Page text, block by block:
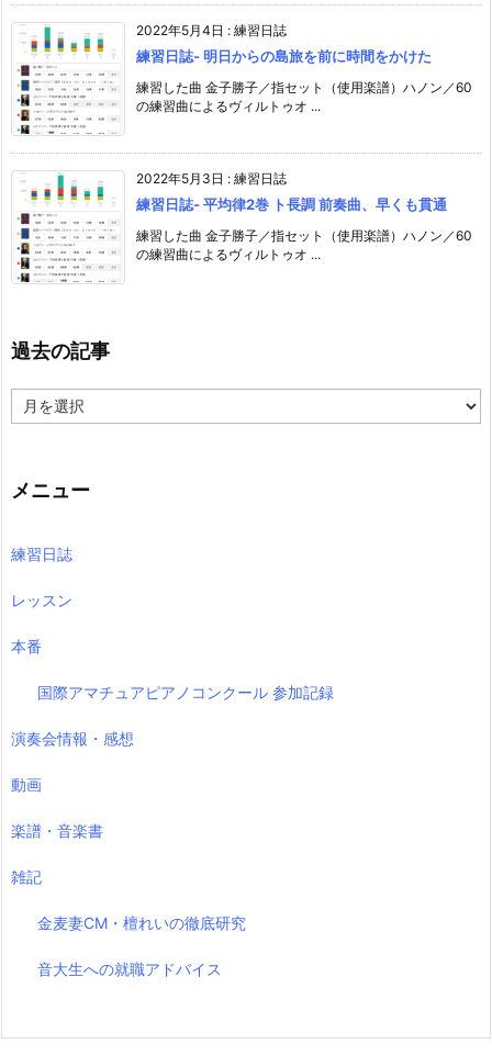
2022年5月4日 : 練習日誌
練習日誌- 明日からの島旅を前に時間をかけた
練習した曲 金子勝子／指セット（使用楽譜）ハノン／60
の練習曲によるヴィルトゥオ ...
2022年5月3日 : 練習日誌
練習日誌- 平均律2巻 ト長調 前奏曲、早くも貫通
練習した曲 金子勝子／指セット（使用楽譜）ハノン／60
の練習曲によるヴィルトゥオ ...
過去の記事
去
事
メニュー
練習日誌
レッスン
本番
国際アマチュアピアノコンクール 参加記録
演奏会情報・感想
動画
楽譜・音楽書
雑記
金麦妻CM・檀れいの徹底研究
音大生への就職アドバイス